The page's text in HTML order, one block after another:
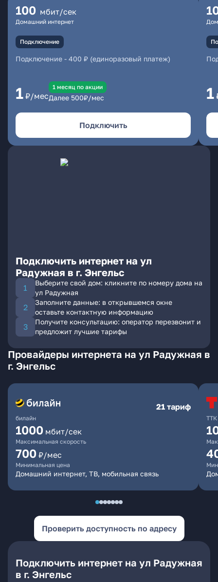
100 мбит/сек
Домашний интернет
Подключение
Подключение - 400 ₽ (единоразовый платеж)
1 ₽/мес
1 месяц по акции
Далее 500₽/мес
Подключить
1
Подключить интернет на ул
Радужная в г. Энгельс
Выберите свой дом: кликните по номеру дома на
ул Радужная
Заполните данные: в открывшемся окне
оставьте контактную информацию
Получите консультацию: оператор перезвонит и
предложит лучшие тарифы
Провайдеры интернета на ул Радужная в
г. Энгельс
билайн
21 тариф
1000 мбит/сек
Максимальная скорость
700 ₽/мес
Минимальная цена
Домашний интернет, ТВ, мобильная связь
ТТК
Проверить доступность по адресу
Подключить интернет на ул Радужная
в г. Энгельс